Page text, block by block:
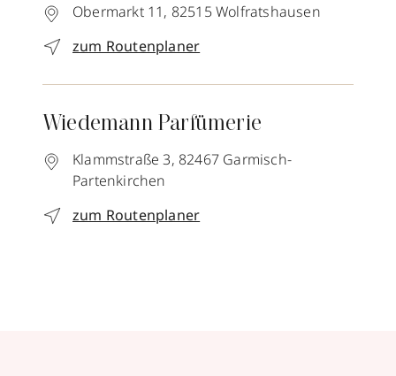
Obermarkt 11, 82515Wolfratshausen
zum Routenplaner
Wiedemann Parfümerie
Klammstraße 3, 82467 Garmisch-
Partenkirchen
zum Routenplaner